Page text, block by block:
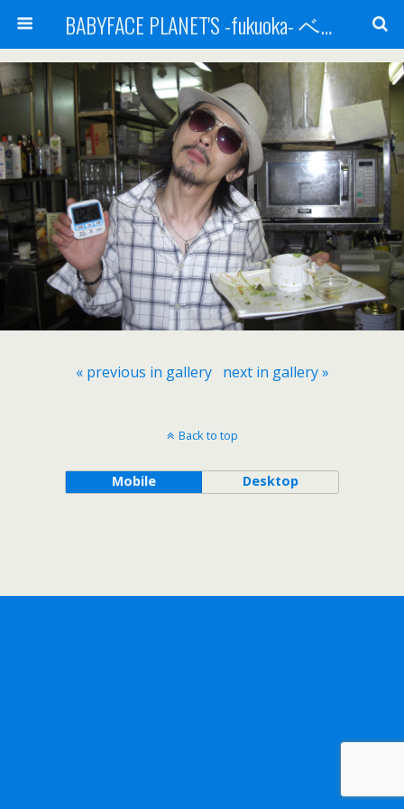
BABYFACE PLANET'S -fukuoka- ベビーフェイスプラネッツ 福岡(ベビフェ福岡)
« previous in gallery next in gallery »
Back to top
Mobile Desktop